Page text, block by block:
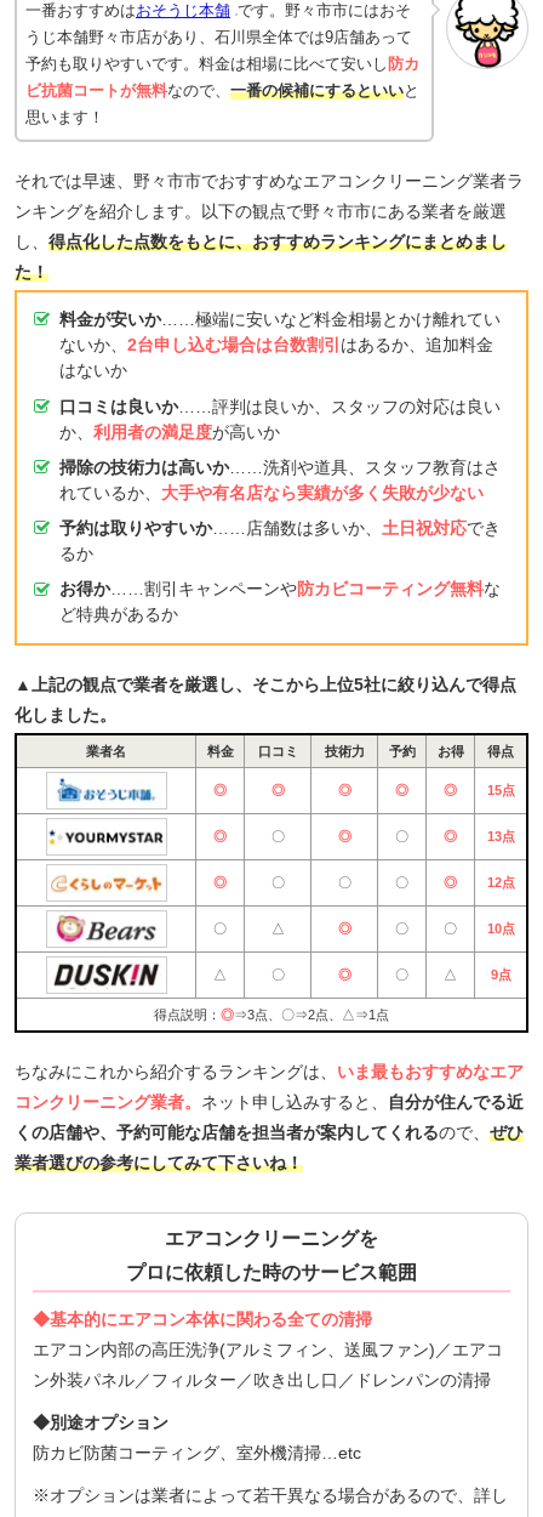
一番おすすめはおそうじ本舗 です。野々市市にはおそ
うじ本舗野々市店があり、石川県全体では9店舗あって
予約も取りやすいです。料金は相場に比べて安いし 防カ
ビ抗菌コートが無料なので、 一番の候補にするといいと
思います！
それでは早速、野々市市でおすすめなエアコンクリーニング業者ラ
ンキングを紹介します。以下の観点で野々市市にある業者を厳選
し、 得点化した点数をもとに、おすすめランキングにまとめまし
た！
料金が安いか……極端に安いなど料金相場とかけ離れてい
ないか、 2台申し込む場合は台数割引 はあるか、追加料金
はないか
口コミは良いか……評判は良いか、スタッフの対応は良い
か、 利用者の満足度が高いか
掃除の技術力は高いか……洗剤や道具、スタッフ教育はさ
れているか、 大手や有名店なら実績が多く失敗が少ない
予約は取りやすいか……店舗数は多いか、 土日祝対応でき
るか
お得か……割引キャンペーンや防カビコーティング無料な
ど特典があるか
▲上記の観点で業者を厳選し、そこから上位5社に絞り込んで得点
化しました。
業者名 料金 口コミ 技術力 予約 お得 得点
◎ ◎ ◎ ◎ ◎ 15点
◎ 〇 ◎ 〇 ◎ 13点
◎ 〇 〇 〇 ◎ 12点
〇 △ ◎ 〇 〇 10点
△ 〇 ◎ 〇 △ 9点
得点説明： ◎⇒3点、〇⇒2点、△⇒1点
ちなみにこれから紹介するランキングは、 いま最もおすすめなエア
コンクリーニング業者。 ネット申し込みすると、
自分が住んでる近
くの店舗や、予約可能な店舗を担当者が案内してくれるので、 ぜひ
業者選びの参考にしてみて下さいね！
エアコンクリーニングを
プロに依頼した時のサービス範囲
◆基本的にエアコン本体に関わる全ての清掃
エアコン内部の高圧洗浄(アルミフィン、送風ファン)／エアコ
ン外装パネル／フィルター／吹き出し口／ドレンパンの清掃
◆別途オプション
防カビ防菌コーティング、室外機清掃…etc
※オプションは業者によって若干異なる場合があるので、詳し